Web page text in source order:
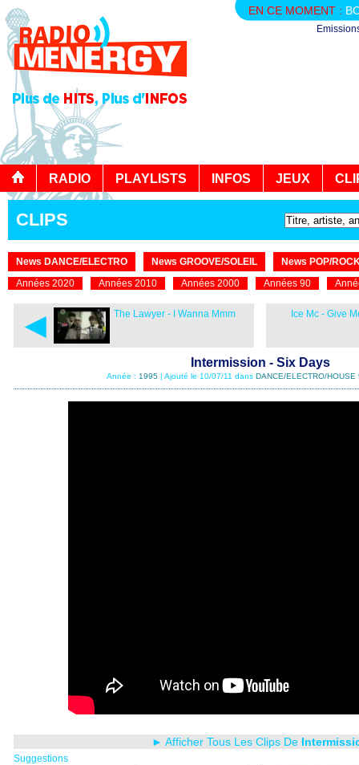
EN CE MOMENT :
RADIO PLAYLISTS INFOS JEUX
CLIPS
News DANCE/ELECTRO News GROOVE/SOLEIL
News POP/
Années 2020
Années 2010 Années 2000 Années 90
◄ The Lawyer - I Wanna Mmm Ice Mc - Give
Intermission - Six Days
Année : 1995| Ajouté le 10/07/11 dans DANCE/ELECTRO/HOUSE
► Afficher Tous Les Clips De
Suggestions